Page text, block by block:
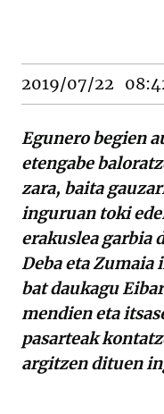
2019/07/22
Egunero begien
etengabe
zara, baita
inguruan toki
erakuslea garbia
Deba eta
bat daukagu
mendien eta
pasarteak
argitzen dituen